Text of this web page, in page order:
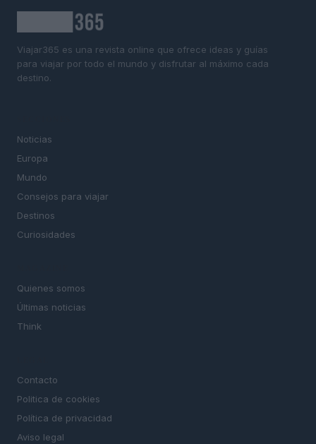
Viajar365 es una revista online que ofrece ideas y guías
para viajar por todo el mundo y disfrutar al máximo cada
destino.
Noticias
Europa
Mundo
Consejos para viajar
Destinos
Curiosidades
Quienes somos
Últimas noticias
Think
Contacto
Politica de cookies
Política de privacidad
Aviso legal